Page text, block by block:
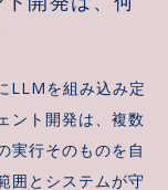
LLMを組み込み定
ント開発は、複数
実行そのものを自
囲とシステムが守